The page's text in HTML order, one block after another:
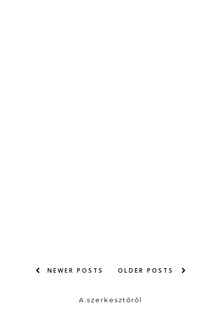
NEWER POSTS OLDER POSTS
A szerkesztőről